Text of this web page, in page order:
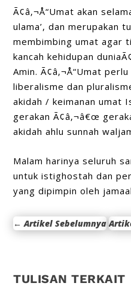
Ã¢â‚¬Å“Umat akan
ulama’, dan merupakan
membimbing umat agar
kancah kehidupan
Amin. Ã¢â‚¬Å“Umat
liberalisme dan
akidah / keimanan umat
gerakan Ã¢â‚¬â€œ
akidah ahlu sunnah
Malam harinya seluruh
untuk istighostah dan
yang dipimpin oleh
←Artikel Sebelumnya
TULISAN TERKAIT